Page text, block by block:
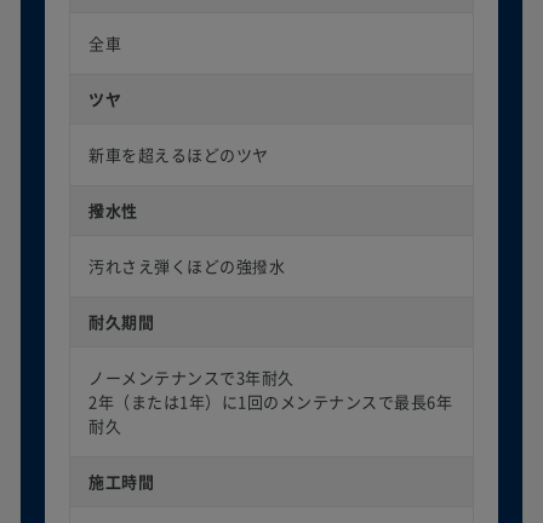
全車
ツヤ
新車を超えるほどのツヤ
撥水性
汚れさえ弾くほどの強撥水
耐久期間
ノーメンテナンスで3年耐久
2年（または1年）に1回のメンテナンスで最長6年
耐久
施工時間